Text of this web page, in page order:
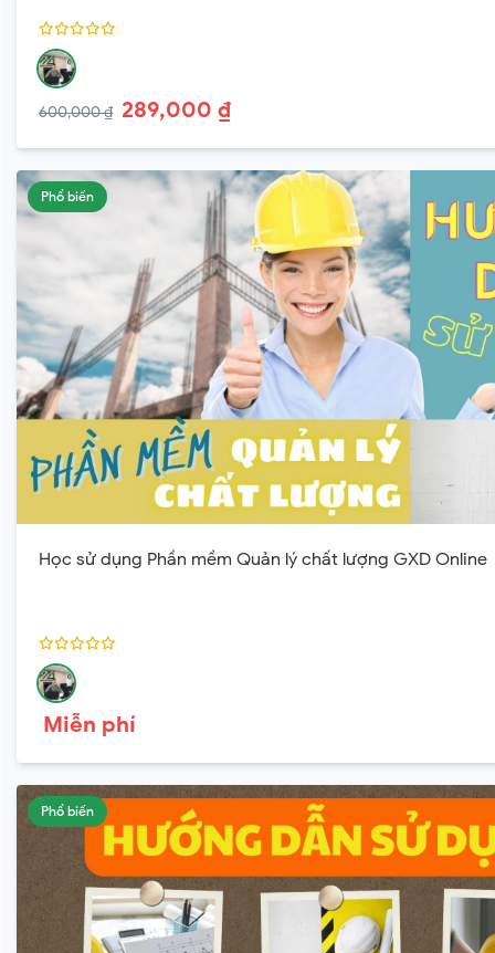
600,000 ₫ 289,000 ₫
Phổ biến
Học sử dụng Phần mềm Quản lý chất lượng GXD Online
Miễn phí
Phổ biến